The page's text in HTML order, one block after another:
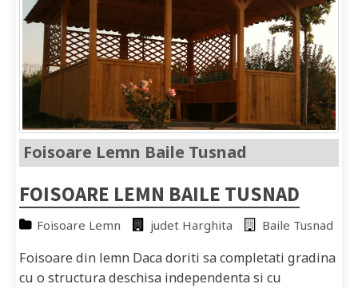
Foisoare Lemn Baile Tusnad
FOISOARE LEMN BAILE TUSNAD
Foisoare Lemn judet Harghita Baile Tusnad
Foisoare din lemn Daca doriti sa completati gradina
cu o structura deschisa independenta si cu